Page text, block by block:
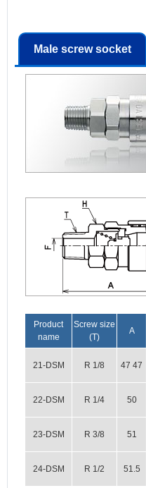
Male screw socket
Product
name
Screw size
(T)
A
21-DSM R 1/8 47 47
22-DSM R 1/4 50
23-DSM R 3/8 51
24-DSM R 1/2 51.5